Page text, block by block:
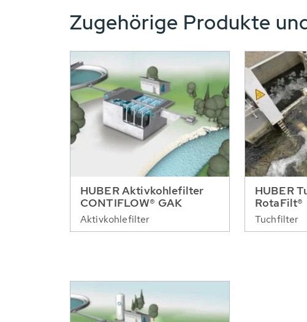
Zugehörige Produkte
HUBER Aktivkohlefilter
CONTIFLOW® GAK
Aktivkohlefilter
HUBER
RotaFilt®
Tuchfilter